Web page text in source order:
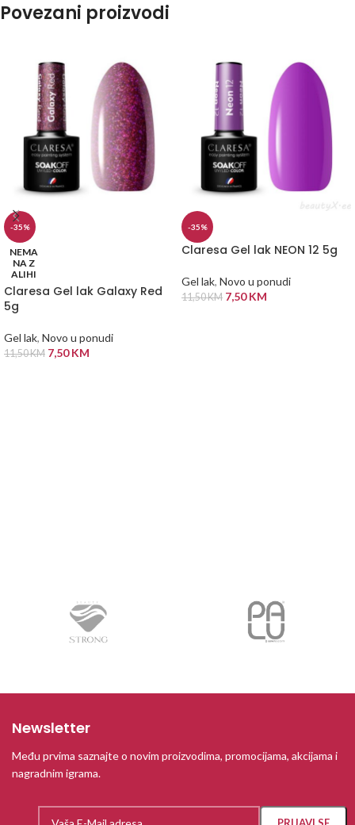
Povezani proizvodi
-35%
NEMA
NA Z
ALIHI
Claresa Gel lak Galaxy Red
5g
Gel lak, Novo u ponudi
11,50KM 7,50KM
-35%
Claresa Gel lak NEON 12 5g
Gel lak, Novo u ponudi
11,50KM 7,50KM
Newsletter
Među prvima saznajte o novim proizvodima, promocijama, akcijama i
nagradnim igrama.